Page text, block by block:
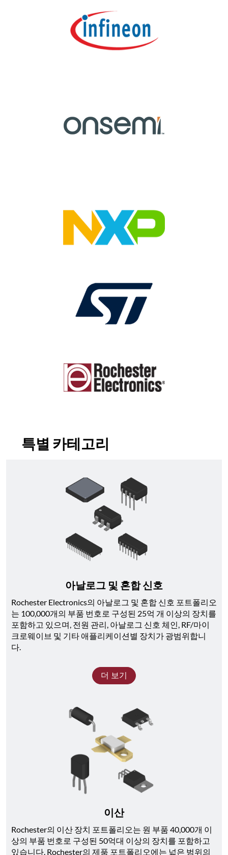
특별 카테고리
아날로그 및 혼합 신호
Rochester Electronics의 아날로그 및 혼합 신호 포트폴리오
는 100,000개의 부품 번호로 구성된 25억 개 이상의 장치를
포함하고 있으며, 전원 관리, 아날로그 신호 체인, RF/마이
크로웨이브 및 기타 애플리케이션별 장치가 광범위합니
다.
더 보기
이산
Rochester의 이산 장치 포트폴리오는 원 부품 40,000개 이
상의 부품 번호로 구성된 50억대 이상의 장치를 포함하고
있습니다. Rochester의 제품 포트폴리오에는 넓은 범위의